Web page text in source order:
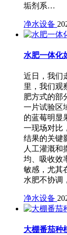
垢剂系…
净水设备
水肥一体化
近日，我们
里，我们观
肥方式的部
一片试验区
的蓝莓明显
一现场对比
结果的关键
人工灌溉和
均、吸收效
敏感，尤其
水肥不协调
净水设备
大棚番茄种